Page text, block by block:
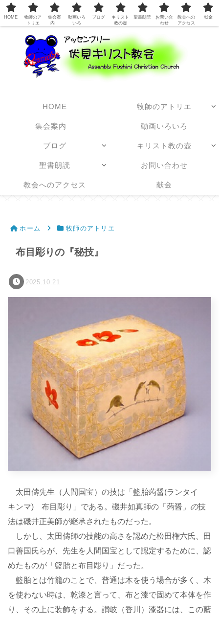
日本アッセンブリーズ・オブ・ゴッド教団
HOME 牧師のアトリエ
集会案内 動画いろいろ
ブログ キリスト教の壺
聖書朗読 お問い合わせ
教会へのアクセス 献金
ホーム 牧師のアトリエ
布目彫りの『秘技』
2025.10.21
太田儔先生（人間国宝）の技は「籃胎蒟醤(ランタイ
キンマ) 布目彫り」である。磯井如真師の「蒟醤 」の技
法は磯井正美師が継承されたものだった。
しかし、太田儔師の技能の高さを認めた松田権六氏、田
口善国氏らが、先生を人間国宝として認定するために、認
めたものが「籃胎と布目彫り」だった。
籃胎とは竹籠のことで、普通は木を使う場合が多く、木
を使わない時は、乾漆と言って、布と漆で固めて本体を作
り、その上に装飾をする。讃岐（香川）漆器には、この藍
HOME
牧師のア
トリエ
集会案
内
動画いろ
いろ
ブログ
キリスト
教の壺
聖書朗読
お問い合
わせ
教会への
アクセス
献金